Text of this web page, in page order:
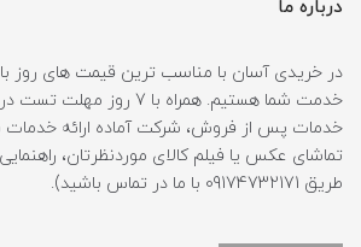
درباره ما
در خریدی آسان با مناسب ترین قیمت های روز
خدمت شما هستیم. همراه با 7
خدمات پس از فروش، شرکت آماده ارائه
تماشای عکس یا فیلم کالای موردنظرتان،
طریق 09174732171 با ما در تماس باشید).